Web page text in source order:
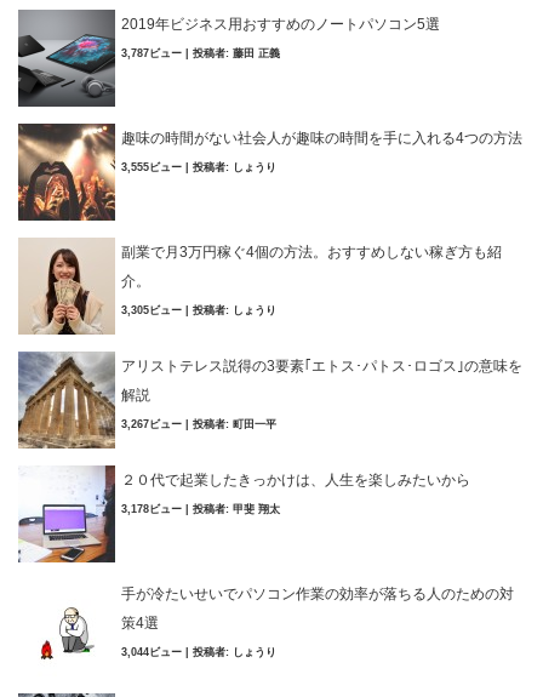
2019年ビジネス用おすすめのノートパソコン5選
3,787ビュー 投稿者: 藤田 正義
趣味の時間がない社会人が趣味の時間を手に入れる4つの方法
3,555ビュー 投稿者: しょうり
副業で月3万円稼ぐ4個の方法。おすすめしない稼ぎ方も紹
介。
3,305ビュー 投稿者: しょうり
アリストテレス説得の3要素｢エトス･パトス･ロゴス｣の意味を
解説
3,267ビュー 投稿者: 町田一平
２０代で起業したきっかけは、人生を楽しみたいから
3,178ビュー 投稿者: 甲斐 翔太
手が冷たいせいでパソコン作業の効率が落ちる人のための対
策4選
3,044ビュー 投稿者: しょうり